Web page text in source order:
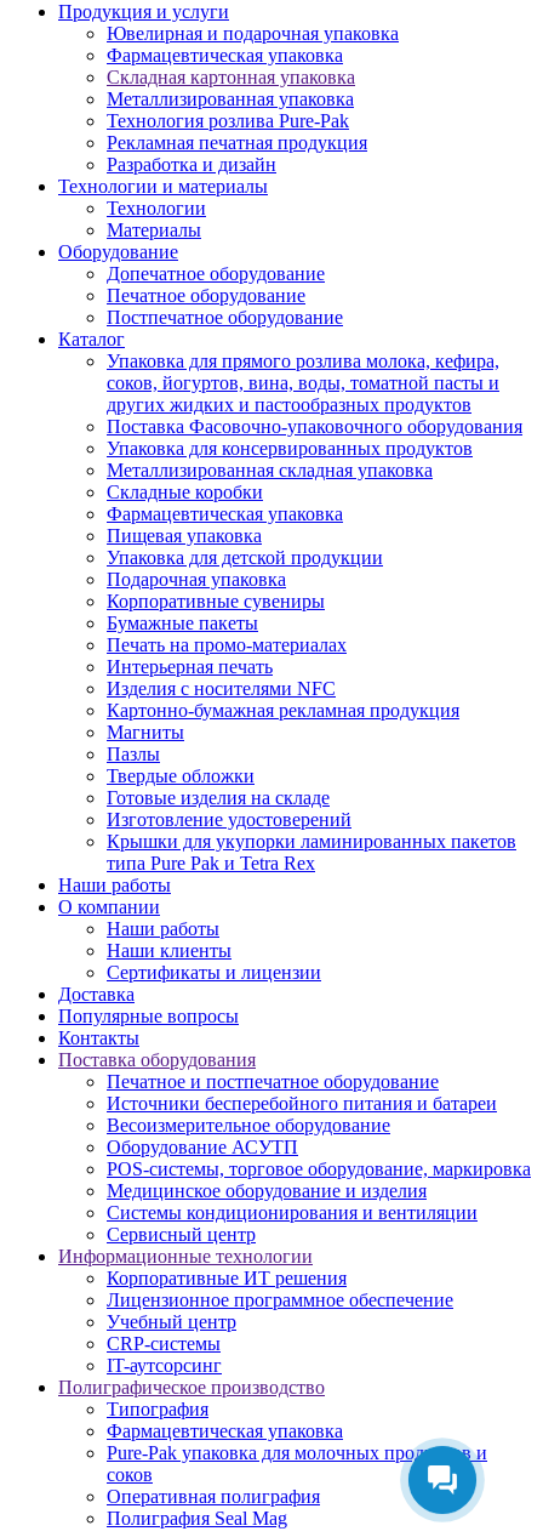
Продукция и услуги
Ювелирная и подарочная упаковка
Фармацевтическая упаковка
Складная картонная упаковка
Металлизированная упаковка
Технология розлива Pure-Pak
Рекламная печатная продукция
Разработка и дизайн
Технологии и материалы
Технологии
Материалы
Оборудование
Допечатное оборудование
Печатное оборудование
Постпечатное оборудование
Каталог
Упаковка для прямого розлива молока, кефира,
соков, йогуртов, вина, воды, томатной пасты и
других жидких и пастообразных продуктов
Поставка Фасовочно-упаковочного оборудования
Упаковка для консервированных продуктов
Металлизированная складная упаковка
Складные коробки
Фармацевтическая упаковка
Пищевая упаковка
Упаковка для детской продукции
Подарочная упаковка
Корпоративные сувениры
Бумажные пакеты
Печать на промо-материалах
Интерьерная печать
Изделия с носителями NFC
Картонно-бумажная рекламная продукция
Магниты
Пазлы
Твердые обложки
Готовые изделия на складе
Изготовление удостоверений
Крышки для укупорки ламинированных пакетов
типа Pure Pak и Tetra Rex
Наши работы
О компании
Наши работы
Наши клиенты
Сертификаты и лицензии
Доставка
Популярные вопросы
Контакты
Поставка оборудования
Печатное и постпечатное оборудование
Источники бесперебойного питания и батареи
Весоизмерительное оборудование
Оборудование АСУТП
POS-системы, торговое оборудование, маркировка
Медицинское оборудование и изделия
Системы кондиционирования и вентиляции
Сервисный центр
Информационные технологии
Корпоративные ИТ решения
Лицензионное программное обеспечение
Учебный центр
CRP-системы
IT-аутсорсинг
Полиграфическое производство
Типография
Фармацевтическая упаковка
Pure-Pak упаковка для молочных продуктов и
соков
Оперативная полиграфия
Полиграфия Seal Mag